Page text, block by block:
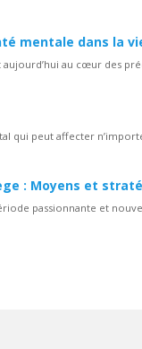
mentale dans la
aujourd’hui au cœur des
qui peut affecter
: Moyens et
passionnante et